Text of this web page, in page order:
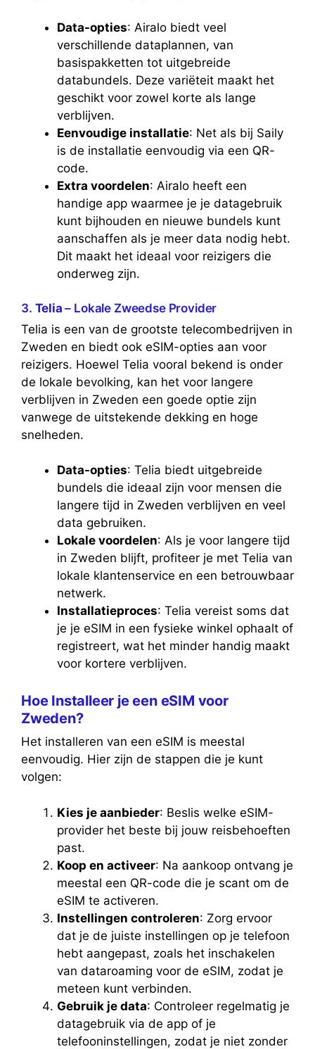
Data-opties: Airalo biedt veel
verschillende dataplannen, van
basispakketten tot uitgebreide
databundels. Deze variëteit maakt het
geschikt voor zowel korte als lange
verblijven.
Eenvoudige installatie: Net als bij Saily
is de installatie eenvoudig via een QR-
code.
Extra voordelen: Airalo heeft een
handige app waarmee je je datagebruik
kunt bijhouden en nieuwe bundels kunt
aanschaffen als je meer data nodig hebt.
Dit maakt het ideaal voor reizigers die
onderweg zijn.
3. Telia – Lokale Zweedse Provider
Telia is een van de grootste telecombedrijven in
Zweden en biedt ook eSIM-opties aan voor
reizigers. Hoewel Telia vooral bekend is onder
de lokale bevolking, kan het voor langere
verblijven in Zweden een goede optie zijn
vanwege de uitstekende dekking en hoge
snelheden.
Data-opties: Telia biedt uitgebreide
bundels die ideaal zijn voor mensen die
langere tijd in Zweden verblijven en veel
data gebruiken.
Lokale voordelen: Als je voor langere tijd
in Zweden blijft, profiteer je met Telia van
lokale klantenservice en een betrouwbaar
netwerk.
Installatieproces: Telia vereist soms dat
je je eSIM in een fysieke winkel ophaalt of
registreert, wat het minder handig maakt
voor kortere verblijven.
Hoe Installeer je een eSIM voor
Zweden?
Het installeren van een eSIM is meestal
eenvoudig. Hier zijn de stappen die je kunt
volgen:
Kies je aanbieder: Beslis welke eSIM-
provider het beste bij jouw reisbehoeften
past.
Koop en activeer: Na aankoop ontvang je
meestal een QR-code die je scant om de
eSIM te activeren.
Instellingen controleren: Zorg ervoor
dat je de juiste instellingen op je telefoon
hebt aangepast, zoals het inschakelen
van dataroaming voor de eSIM, zodat je
meteen kunt verbinden.
Gebruik je data: Controleer regelmatig je
datagebruik via de app of je
telefooninstellingen, zodat je niet zonder